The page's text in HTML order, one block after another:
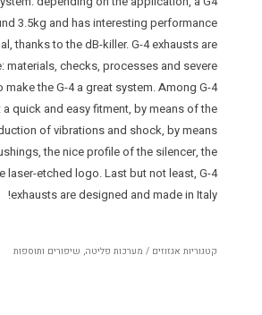
3.5kg and has interesting performance
thanks to the dB-killer. G-4 exhausts are
materials, checks, processes and severe
the G-4 a great system. Among G-4
quick and easy fitment, by means of the
of vibrations and shock, by means
the nice profile of the silencer, the
laser-etched logo. Last but not least, G-4
exhausts are designed and made in Italy!
קטגוריות אגזוזים / מערכות פליטה, שיפורים ותוספות